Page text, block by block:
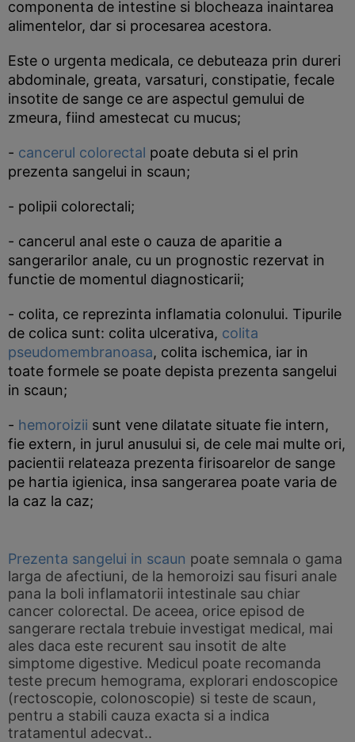
componenta de intestine si blocheaza inaintarea
alimentelor, dar si procesarea acestora.
Este o urgenta medicala, ce debuteaza prin dureri
abdominale, greata, varsaturi, constipatie, fecale
insotite de sange ce are aspectul gemului de
zmeura, fiind amestecat cu mucus;
- cancerul colorectal poate debuta si el prin
prezenta sangelui in scaun;
- polipii colorectali;
- cancerul anal este o cauza de aparitie a
sangerarilor anale, cu un prognostic rezervat in
functie de momentul diagnosticarii;
- colita, ce reprezinta inflamatia colonului. Tipurile
de colica sunt: colita ulcerativa, colita
pseudomembranoasa, colita ischemica, iar in
toate formele se poate depista prezenta sangelui
in scaun;
- hemoroizii sunt vene dilatate situate fie intern,
fie extern, in jurul anusului si, de cele mai multe ori,
pacientii relateaza prezenta firisoarelor de sange
pe hartia igienica, insa sangerarea poate varia de
la caz la caz;
Prezenta sangelui in scaun poate semnala o gama
larga de afectiuni, de la hemoroizi sau fisuri anale
pana la boli inflamatorii intestinale sau chiar
cancer colorectal. De aceea, orice episod de
sangerare rectala trebuie investigat medical, mai
ales daca este recurent sau insotit de alte
simptome digestive. Medicul poate recomanda
teste precum hemograma, explorari endoscopice
(rectoscopie, colonoscopie) si teste de scaun,
pentru a stabili cauza exacta si a indica
tratamentul adecvat..